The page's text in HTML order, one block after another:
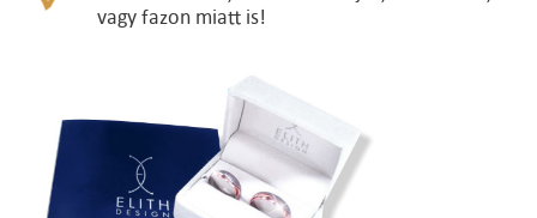
vagy fazon miatt is!